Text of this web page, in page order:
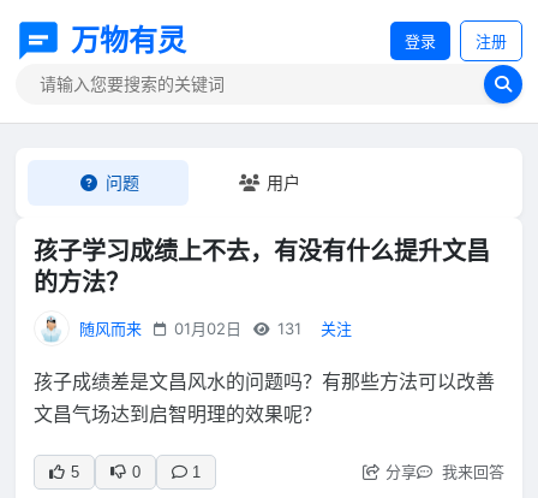
万物有灵 登录 注册
问题 用户
孩子学习成绩上不去，有没有什么提升文昌
的方法？
随风而来 01月02日 131 关注
孩子成绩差是文昌风水的问题吗？有那些方法可以改善
文昌气场达到启智明理的效果呢？
5 0 1 分享 我来回答